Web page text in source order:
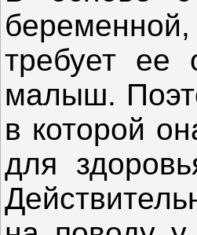
требует ее
малыш.
в которой
для